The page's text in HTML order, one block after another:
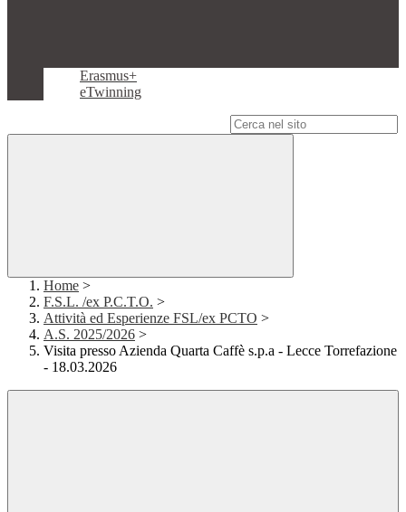
Erasmus+
eTwinning
Home >
F.S.L. /ex P.C.T.O. >
Attività ed Esperienze FSL/ex PCTO >
A.S. 2025/2026 >
Visita presso Azienda Quarta Caffè s.p.a - Lecce Torrefazione
- 18.03.2026